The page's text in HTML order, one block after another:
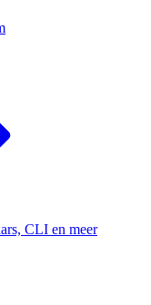
CLI en meer